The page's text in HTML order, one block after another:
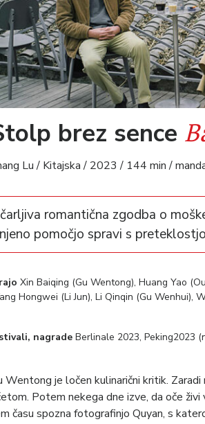
brez sence
Lu / Kitajska / 2023 / 144 min /
romantična zgodba o
pomočjo spravi s
Xin Baiqing (Gu Wentong), Huang Yao
Hongwei (Li Jun), Li Qinqin (Gu Wenhui),
nagrade Berlinale 2023, Peking2023
Wentong je ločen kulinarični kritik.
Potem nekega dne izve, da oče
času spozna fotografinjo Quyan, s